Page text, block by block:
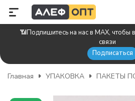
📶Подпишитесь на нас в MAX, чтобы
связи
Подписаться
Главная УПАКОВКА ПАКЕТЫ